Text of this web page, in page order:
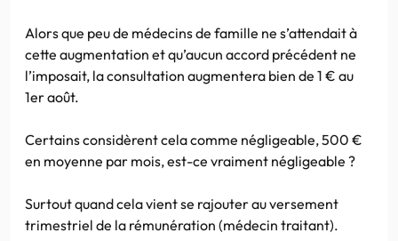
Alors que peu de médecins de famille ne s’attendait à
cette augmentation et qu’aucun accord précédent ne
l’imposait, la consultation augmentera bien de 1 € au
1er août.
Certains considèrent cela comme négligeable, 500 €
en moyenne par mois, est-ce vraiment négligeable ?
Surtout quand cela vient se rajouter au versement
trimestriel de la rémunération (médecin traitant).